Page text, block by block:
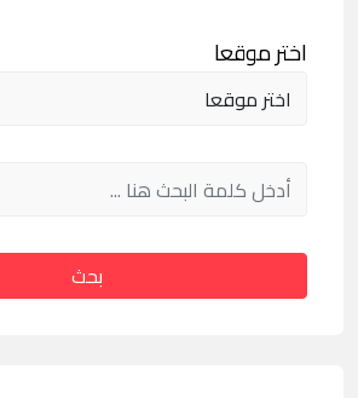
اختر موقعا
بحث